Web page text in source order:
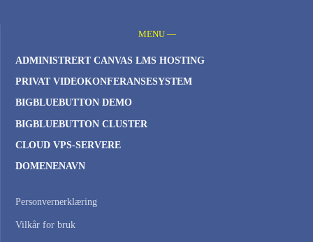
MENU —
ADMINISTRERT CANVAS LMS HOSTING
PRIVAT VIDEOKONFERANSESYSTEM
BIGBLUEBUTTON DEMO
BIGBLUEBUTTON CLUSTER
CLOUD VPS-SERVERE
DOMENENAVN
Personvernerklæring
Vilkår for bruk